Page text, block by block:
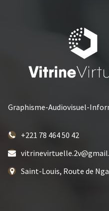
Graphisme-Audiovisuel-
+221 78 464 50 42
Saint-Louis, Route de